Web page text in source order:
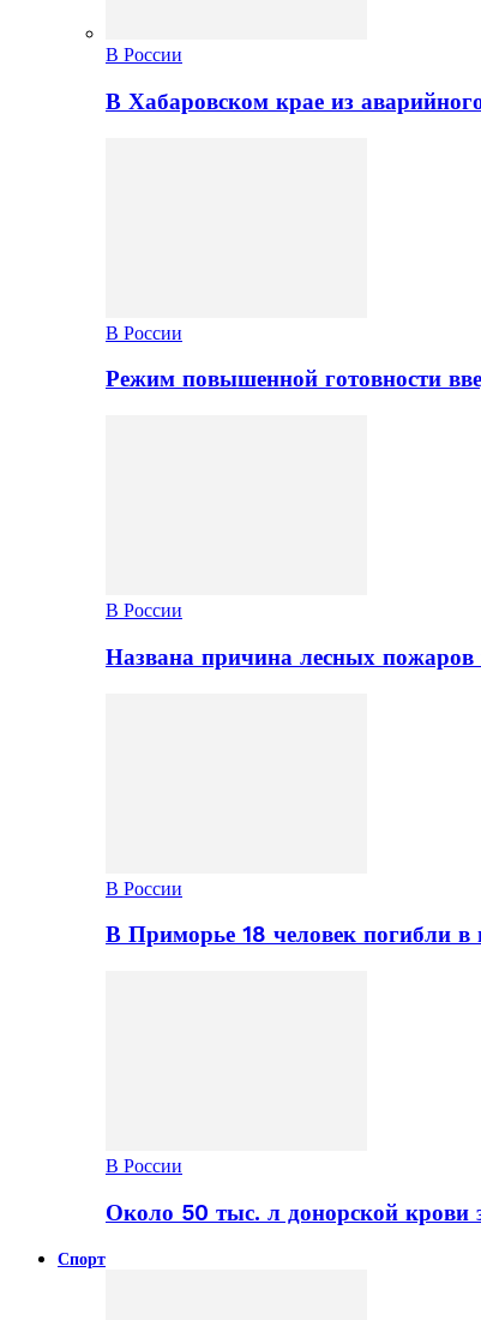
В России
В Хабаровском крае из
В России
Режим повышенной готовности
В России
Названа причина лесных пожаров
В России
В Приморье 18 человек погибли в
В России
Около 50 тыс. л донорской крови
Спорт